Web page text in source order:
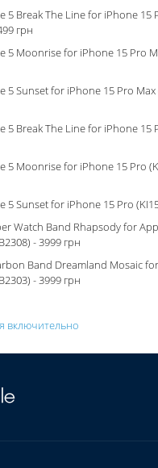
5 Break The Line for iPhone 15
грн
5 Moonrise for iPhone 15 Pro
5 Sunset for iPhone 15 Pro Max
5 Break The Line for iPhone 15
5 Moonrise for iPhone 15 Pro
5 Sunset for iPhone 15 Pro
Watch Band Rhapsody for
- 3999 грн
Band Dreamland Mosaic
- 3999 грн
включительно